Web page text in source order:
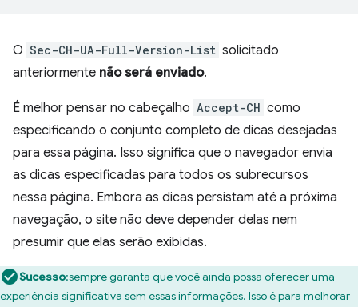
O Sec-CH-UA-Full-Version-List solicitado
anteriormente não será enviado.
É melhor pensar no cabeçalho Accept-CH como
especificando o conjunto completo de dicas desejadas
para essa página. Isso significa que o navegador envia
as dicas especificadas para todos os subrecursos
nessa página. Embora as dicas persistam até a próxima
navegação, o site não deve depender delas nem
presumir que elas serão exibidas.
Sucesso:sempre garanta que você ainda possa oferecer uma
experiência significativa sem essas informações. Isso é para melhorar